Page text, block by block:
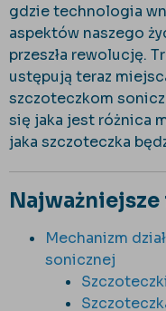
gdzie technologia
aspektów naszego
przeszła rewolucję.
ustępują teraz
szczoteczkom
się jaka jest różnica
jaka szczoteczka
Mechanizm
sonicznej